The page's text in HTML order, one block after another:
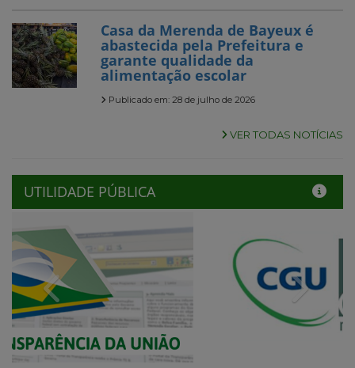
Casa da Merenda de Bayeux é
abastecida pela Prefeitura e
garante qualidade da
alimentação escolar
Publicado em: 28 de julho de 2026
VER TODAS NOTÍCIAS
UTILIDADE PÚBLICA
Previous Next